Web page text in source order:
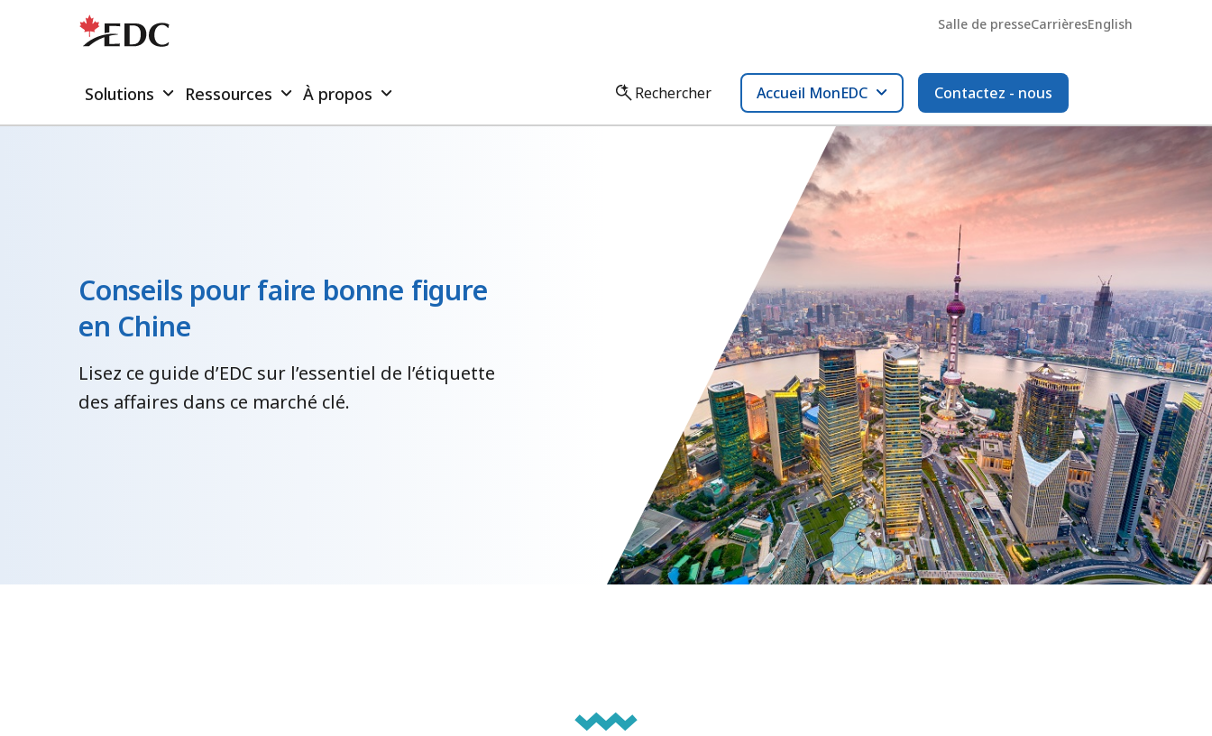
Salle de presseCarrièresEnglish
Solutions Ressources À propos Rechercher Accueil MonEDC Contactez - nous
Conseils pour faire bonne figure
en Chine
Lisez ce guide d’EDC sur l’essentiel de l’étiquette
des affaires dans ce marché clé.